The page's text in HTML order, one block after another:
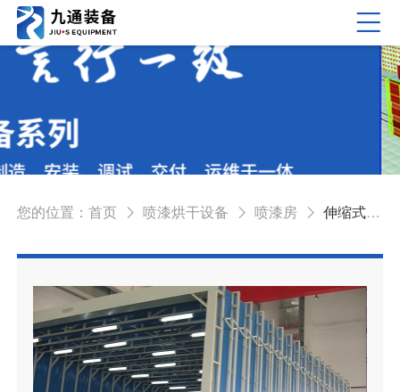
您的位置： 首页 喷漆烘干设备 喷漆房 伸缩式喷漆房